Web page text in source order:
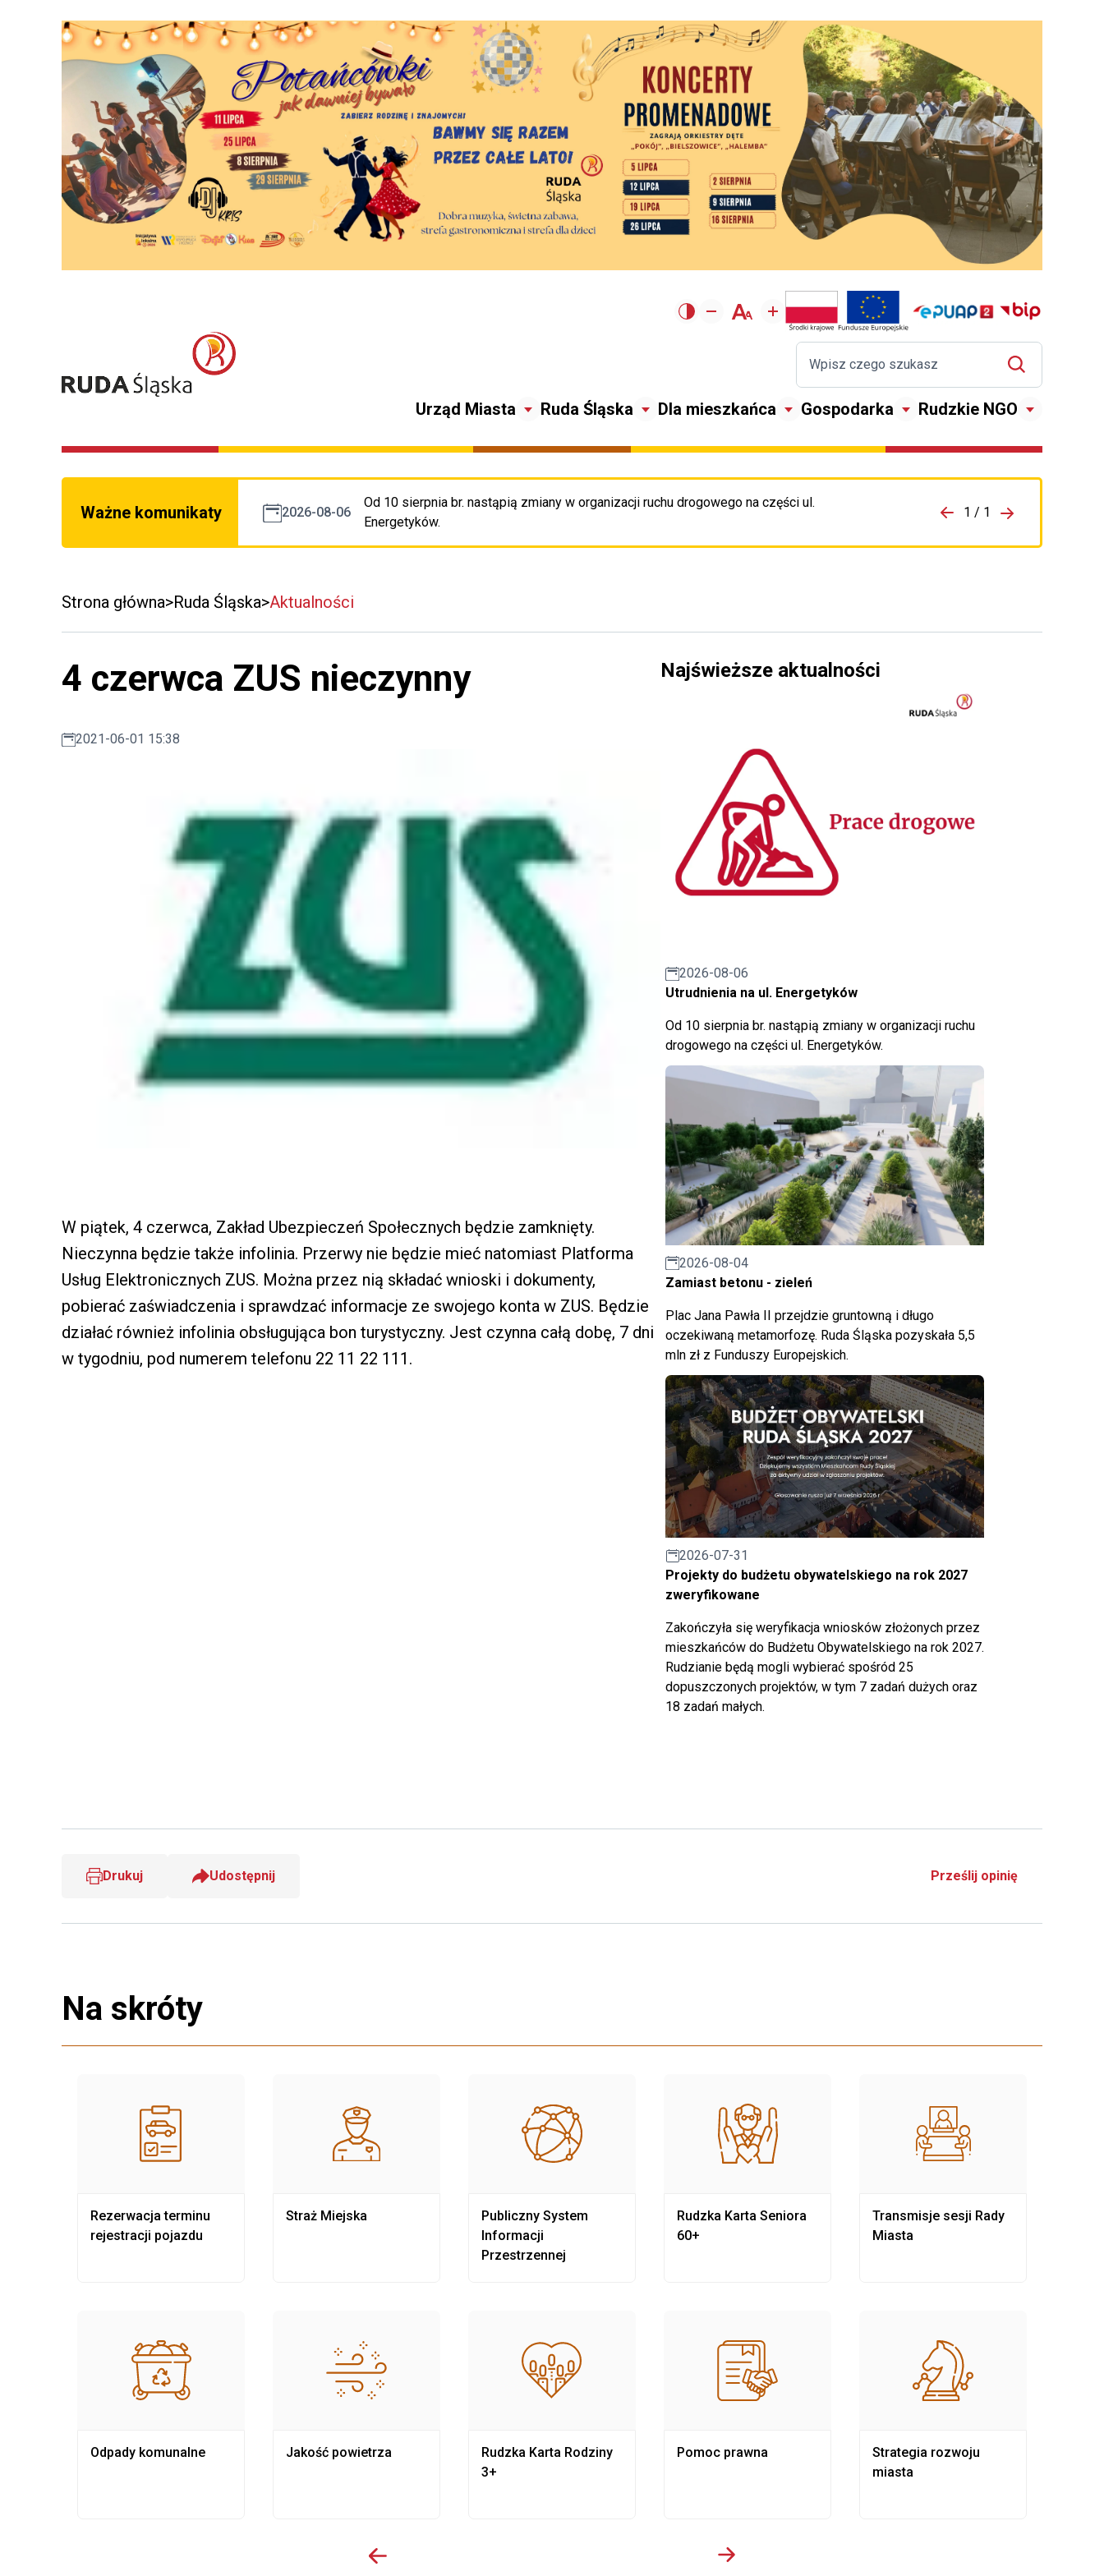
Urząd Miasta Ruda Śląska Dla mieszkańca Gospodarka Rudzkie NGO
Ważne komunikaty 2026-08-06
Od 10 sierpnia br. nastąpią zmiany w organizacji ruchu drogowego na części ul.
Energetyków.
Przejdź do porzpedniego komunikatu 1 / 1
Przejdź do
Strona główna Ruda Śląska Aktualności
4 czerwca ZUS nieczynny
2021-06-01 15:38
W piątek, 4 czerwca, Zakład Ubezpieczeń Społecznych będzie zamknięty.
Nieczynna będzie także infolinia. Przerwy nie będzie mieć natomiast Platforma
Usług Elektronicznych ZUS. Można przez nią składać wnioski i dokumenty,
pobierać zaświadczenia i sprawdzać informacje ze swojego konta w ZUS. Będzie
działać również infolinia obsługująca bon turystyczny. Jest czynna całą dobę, 7 dni
w tygodniu, pod numerem telefonu 22 11 22 111.
Najświeższe aktualności
2026-08-06
Utrudnienia na ul. Energetyków
Od 10 sierpnia br. nastąpią zmiany w organizacji ruchu
drogowego na części ul. Energetyków.
2026-08-04
Zamiast betonu - zieleń
Plac Jana Pawła II przejdzie gruntowną i długo
oczekiwaną metamorfozę. Ruda Śląska pozyskała 5,5
mln zł z Funduszy Europejskich.
2026-07-31
Projekty do budżetu obywatelskiego na rok 2027
zweryfikowane
Zakończyła się weryfikacja wniosków złożonych przez
mieszkańców do Budżetu Obywatelskiego na rok 2027.
Rudzianie będą mogli wybierać spośród 25
dopuszczonych projektów, w tym 7 zadań dużych oraz
18 zadań małych.
Drukuj Udostępnij Prześlij opinię
Na skróty
Rezerwacja terminu
rejestracji pojazdu
Odpady komunalne
Straż Miejska
Jakość powietrza
Publiczny System
Informacji
Przestrzennej
Rudzka Karta Rodziny
3+
Rudzka Karta Seniora
60+
Pomoc prawna
Transmisje sesji Rady
Miasta
Strategia rozwoju
miasta